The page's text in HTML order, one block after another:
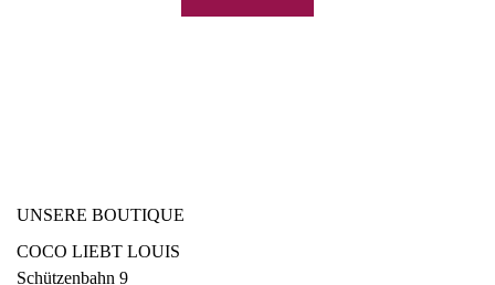
UNSERE BOUTIQUE
COCO LIEBT LOUIS
Schützenbahn 9